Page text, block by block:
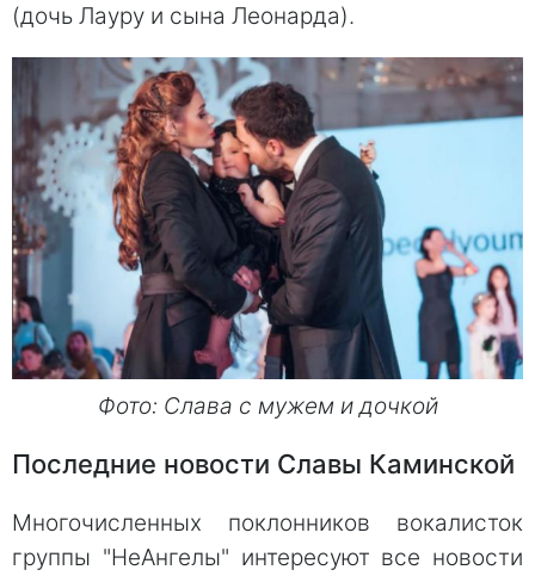
(дочь Лауру и сына Леонарда).
Фото: Слава с мужем и дочкой
Последние новости Славы Каминской
Многочисленных поклонников вокалисток
группы "НеАнгелы" интересуют все новости